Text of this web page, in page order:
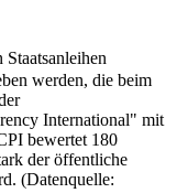
werden, die beim
International" mit
bewertet 180
der öffentliche
(Datenquelle: